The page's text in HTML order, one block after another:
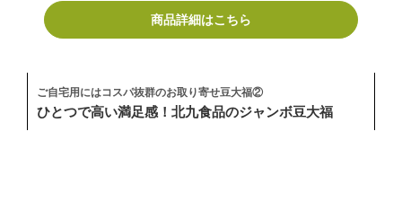
商品詳細はこちら
ご自宅用にはコスパ抜群のお取り寄せ豆大福②
ひとつで高い満足感！北九食品のジャンボ豆大福